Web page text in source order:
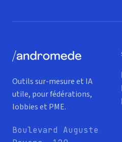
Outils sur-mesure et IA
utile, pour fédérations,
lobbies et PME.
Boulevard Auguste